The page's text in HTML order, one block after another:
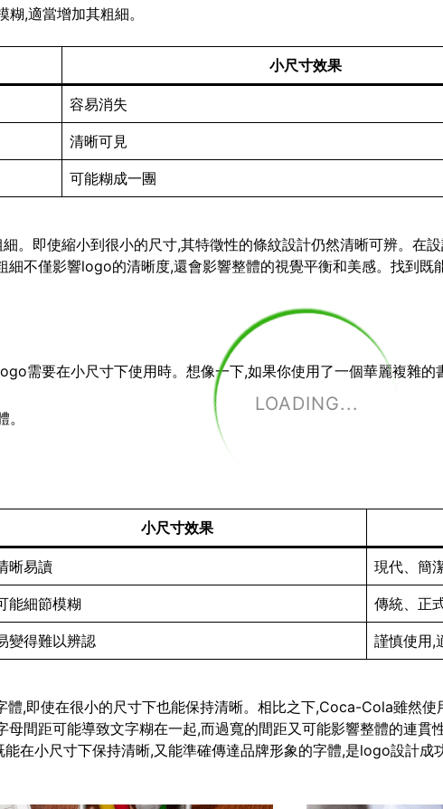
LOADING...
,適當增加其粗細。
小尺寸效果
容易消失
清晰可見
可能糊成一團
。即使縮小到很小的尺寸,其特徵性的條紋設計仍然清晰可辨。在
細不僅影響logo的清晰度,還會影響整體的視覺平衡和美感。找到
需要在小尺寸下使用時。想像一下,如果你使用了一個華麗複雜
小尺寸效果
晰易讀 現代、簡
能細節模糊 傳統、正
變得難以辨認 謹慎使用,
,即使在很小的尺寸下也能保持清晰。相比之下,Coca-Cola雖然
間距可能導致文字糊在一起,而過寬的間距又可能影響整體的連
在小尺寸下保持清晰,又能準確傳達品牌形象的字體,是logo設計成